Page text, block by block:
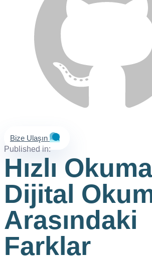
Bize Ulaşın
Published in:
Hızlı
Dijital
Arasındaki
Farklar